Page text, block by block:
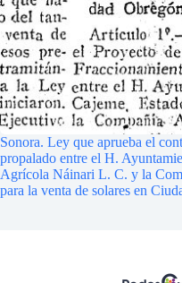
Sonora. Ley que aprueba el
propalado entre el H.
Agrícola Náinari L. C. y la
para la venta de solares en